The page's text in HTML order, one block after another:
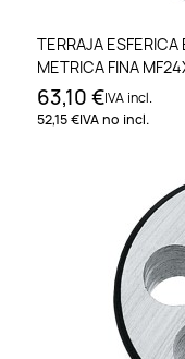
TERRAJA
METRICA FINA
63,10 €IVA incl.
52,15 €IVA no incl.